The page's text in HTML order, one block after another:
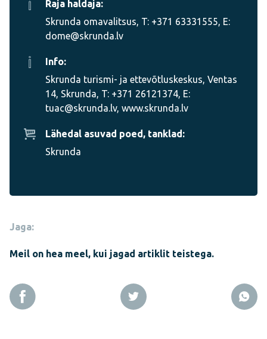
Raja haldaja:
Skrunda omavalitsus, T: +371 63331555, E:
dome@skrunda.lv
Info:
Skrunda turismi- ja ettevõtluskeskus, Ventas
14, Skrunda, T: +371 26121374, E:
tuac@skrunda.lv, www.skrunda.lv
Lähedal asuvad poed, tanklad:
Skrunda
Jaga:
Meil on hea meel, kui jagad artiklit teistega.